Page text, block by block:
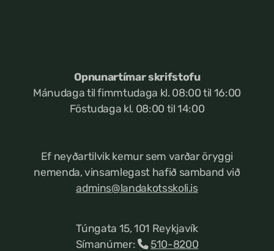
Opnunartímar skrifstofu
Mánudaga til fimmtudaga kl. 08:00 til 16:00
Föstudaga kl. 08:00 til 14:00
Ef neyðartilvik kemur sem varðar öryggi
nemenda, vinsamlegast hafið samband við
admins@landakotsskoli.is
Túngata 15, 101 Reykjavík
Símanúmer:
510-8200